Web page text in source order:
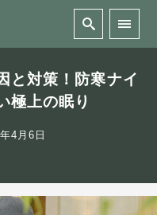
と対策！防寒ナイ
極上の眠り
4月6日